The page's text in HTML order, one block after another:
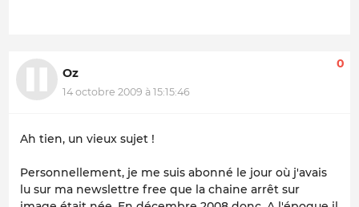
Oz
14 octobre 2009 à 15:15:46
0
Ah tien, un vieux sujet !
Personnellement, je me suis abonné le jour où j'avais
lu sur ma newslettre free que la chaine arrêt sur